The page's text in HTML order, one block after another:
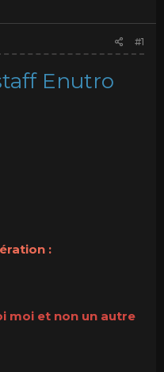
#1
Enutro
:
moi et non un autre